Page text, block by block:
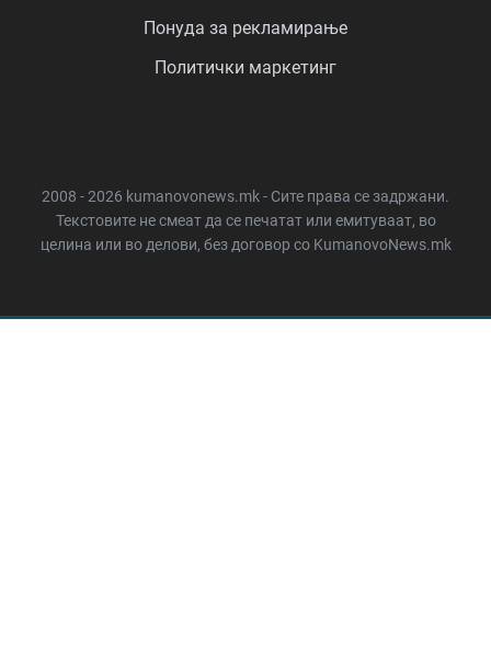
Понуда за рекламирање
Политички маркетинг
2008 - 2026 kumanovonews.mk - Сите права се задржани.
Текстовите не смеат да се печатат или емитуваат, во
целина или во делови, без договор со KumanovoNews.mk